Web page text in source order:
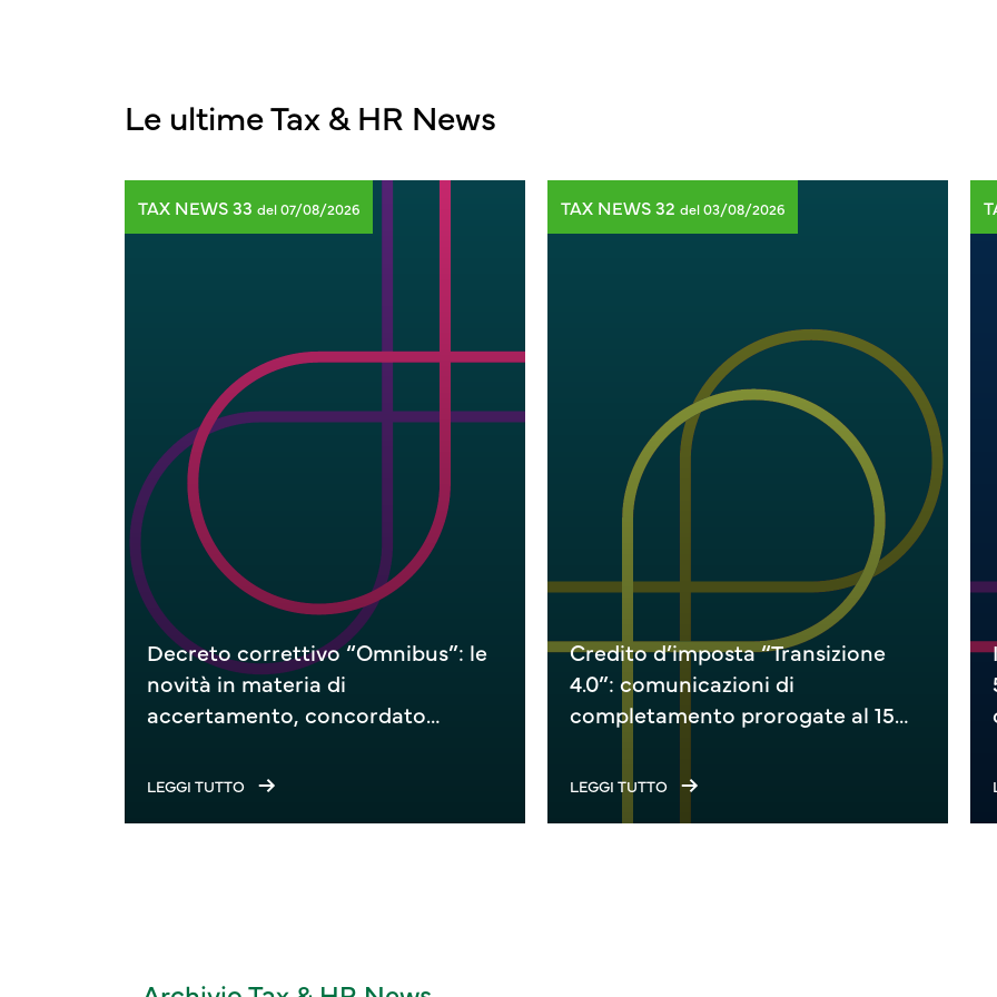
Le ultime Tax & HR News
TAX NEWS 33 del 07/08/2026
Decreto correttivo “Omnibus”: le
novità in materia di
accertamento, concordato
LEGGI TUTTO
TAX NEWS 32 del 03/08/2026
Credito d’imposta “Transizione
4.0”: comunicazioni di
completamento prorogate al 15
LEGGI TUTTO